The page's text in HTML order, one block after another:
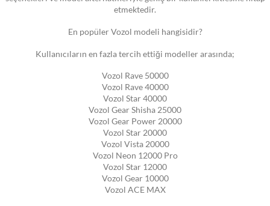
etmektedir.
En popüler Vozol modeli hangisidir?
Kullanıcıların en fazla tercih ettiği modeller arasında;
Vozol Rave 50000
Vozol Rave 40000
Vozol Star 40000
Vozol Gear Shisha 25000
Vozol Gear Power 20000
Vozol Star 20000
Vozol Vista 20000
Vozol Neon 12000 Pro
Vozol Star 12000
Vozol Gear 10000
Vozol ACE MAX